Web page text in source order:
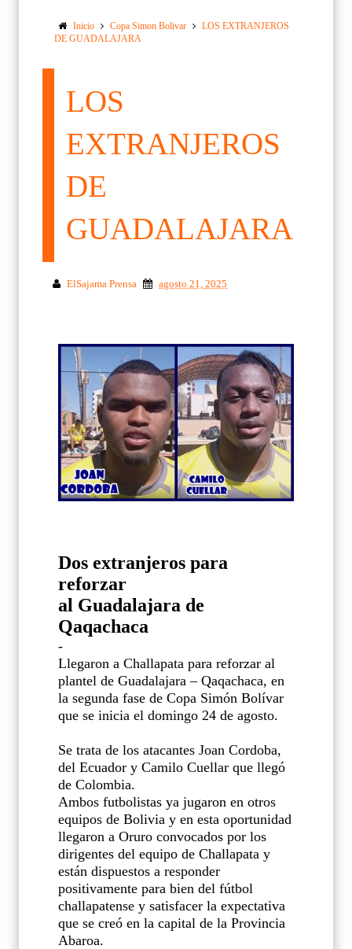
Inicio Copa Simon Bolivar
LOS EXTRANJEROS
DE GUADALAJARA
LOS
EXTRANJEROS
DE
GUADALAJARA
ElSajama Prensa agosto 21, 2025
Dos extranjeros para
reforzar
al Guadalajara de
Qaqachaca
-
Llegaron a Challapata para reforzar al
plantel de Guadalajara – Qaqachaca, en
la segunda fase de Copa Simón Bolívar
que se inicia el domingo 24 de agosto.
Se trata de los atacantes Joan Cordoba,
del Ecuador y Camilo Cuellar que llegó
de Colombia.
Ambos futbolistas ya jugaron en otros
equipos de Bolivia y en esta oportunidad
llegaron a Oruro convocados por los
dirigentes del equipo de Challapata y
están dispuestos a responder
positivamente para bien del fútbol
challapatense y satisfacer la expectativa
que se creó en la capital de la Provincia
Abaroa.